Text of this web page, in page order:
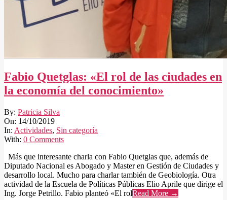
Fabio Quetglas: «El rol de las ciudades en
la economía del conocimiento»
2019-
10-
14
By: Patricia Silva
On: 14/10/2019
In: Actividades, Sin categoría
With: 0 Comments
Más que interesante charla con Fabio Quetglas que, además de
Diputado Nacional es Abogado y Master en Gestión de Ciudades y
desarrollo local. Mucho para charlar también de Geobiología. Otra
actividad de la Escuela de Políticas Públicas Elio Aprile que dirige el
Ing. Jorge Petrillo. Fabio planteó «El rolRead More →